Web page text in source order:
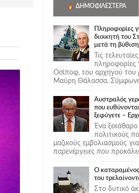
ΔΗΜΟΦΙΛΈΣΤΕΡΑ
Πληροφορίες
διοικητή του
μετά τη
Τις
πληροφορίες
Οσίποφ, του αρχηγού του
Μαύρη Θάλασσα. Σύμφωνα
Αυστραλός
που
ξεφύγετε –
Ένα
πολιτικούς
μαζικούς εμβολιασμούς
παρενέργειες που
Ο
του
Στο δυτικό